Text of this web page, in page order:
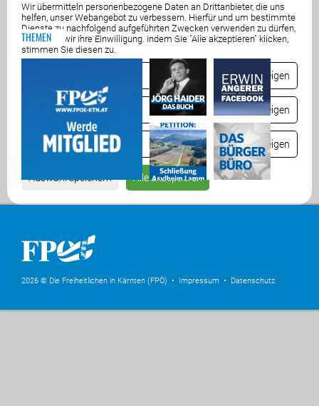
Wir übermitteln personenbezogene Daten an Drittanbieter, die uns
helfen, unser Webangebot zu verbessern. Hierfür und um bestimmte
Dienste zu nachfolgend aufgeführten Zwecken verwenden zu dürfen,
benötigen wir Ihre Einwilligung. Indem Sie "Alle akzeptieren" klicken,
stimmen Sie diesen zu.
Details anzeigen
Komfort Details anzeigen
Statistik Details anzeigen
Auswahl speichern Alle akzeptieren
THEMEN
2026 © Die Freiheitlichen in Kärnten (FPÖ) • Impressum • Datenschutz